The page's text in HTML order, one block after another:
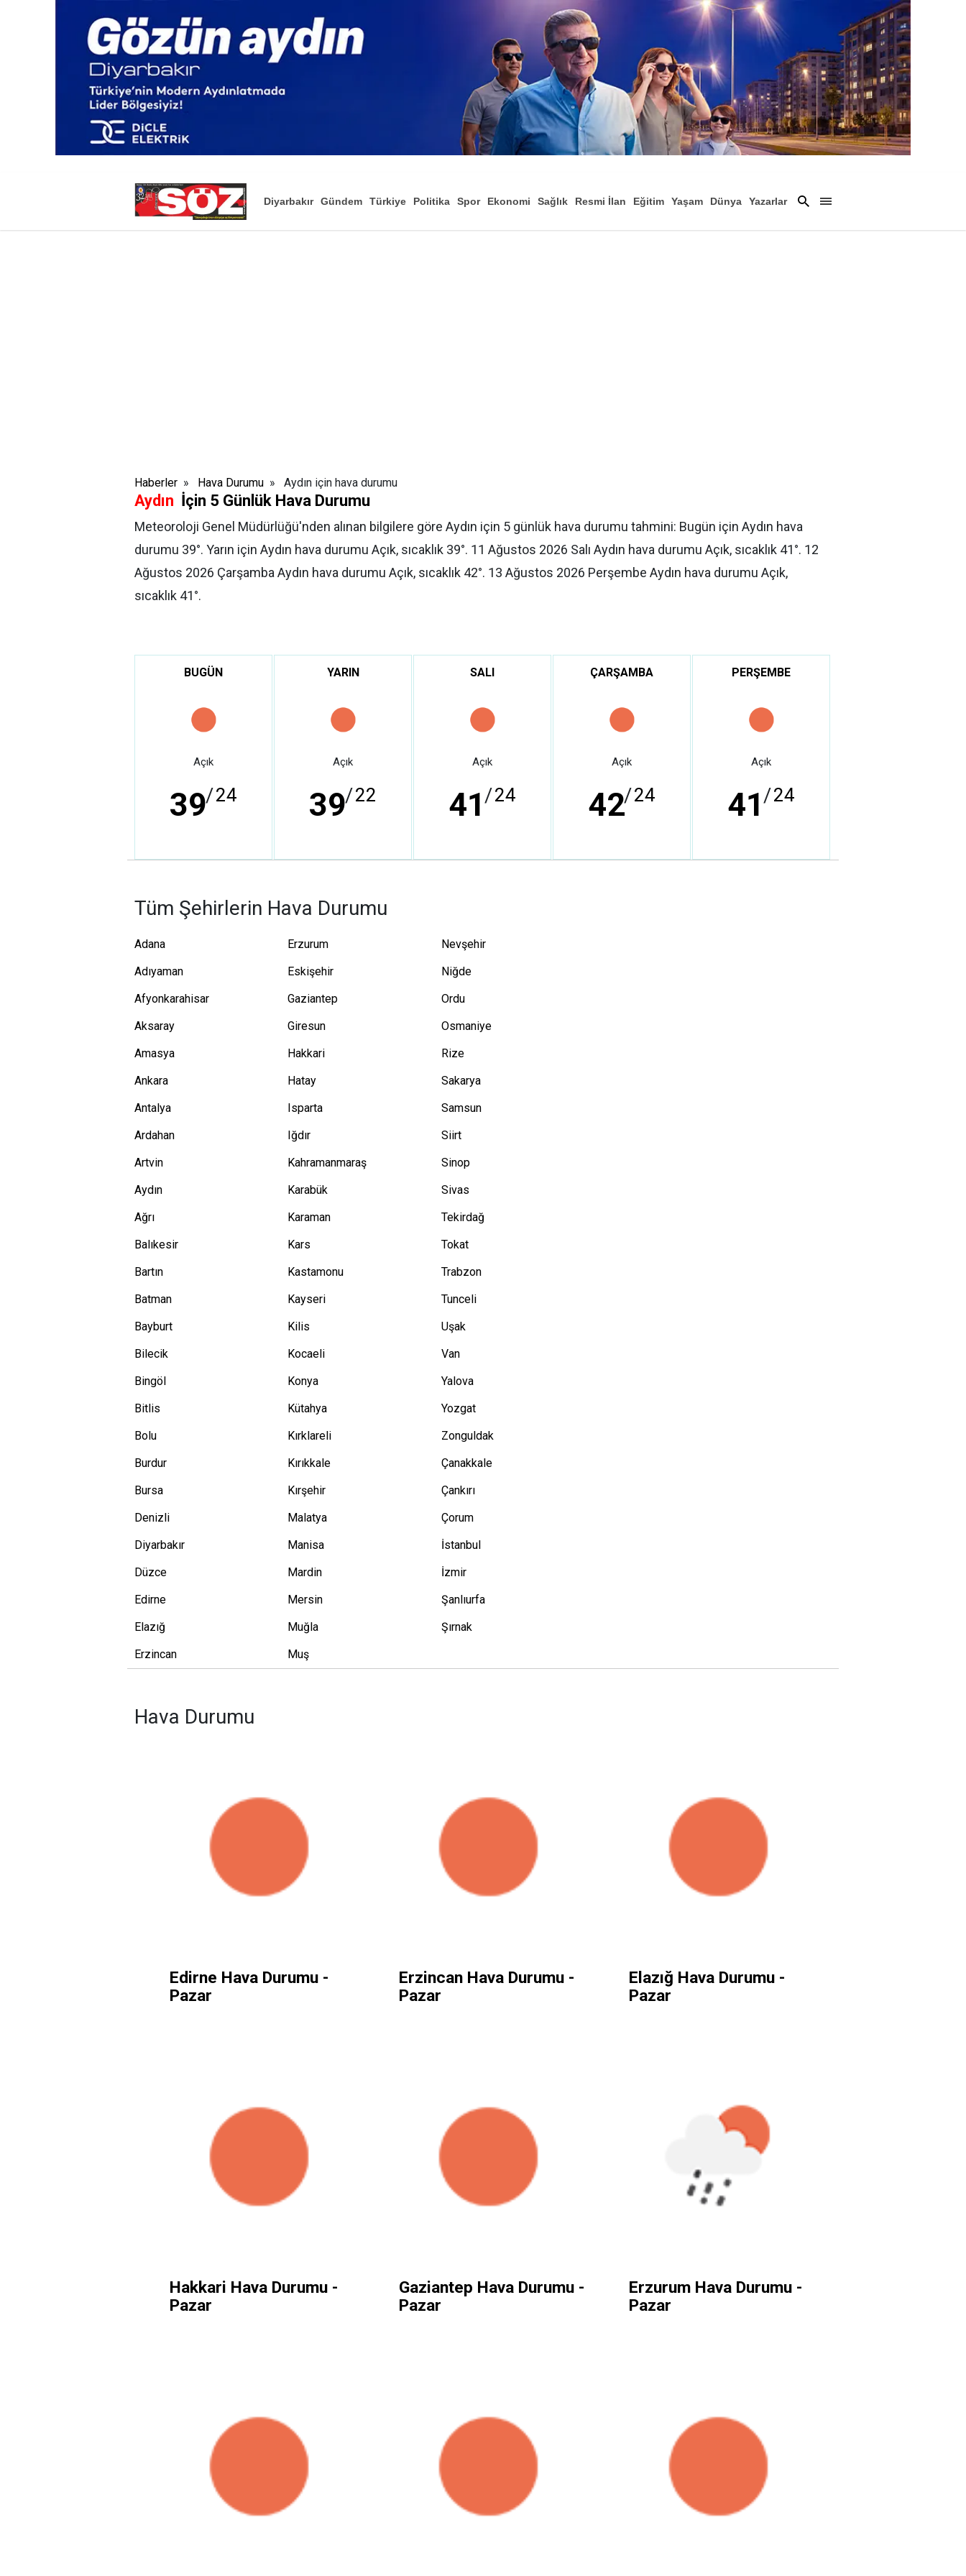
Diyarbakır Gündem Türkiye Politika Spor Ekonomi Sağlık Resmi İlan Eğitim Yaşam
Dünya
Yazarlar
Haberler » Hava Durumu » Aydın için hava durumu
Aydın İçin 5 Günlük Hava Durumu
Meteoroloji Genel Müdürlüğü'nden alınan bilgilere göre Aydın için 5 günlük hava durumu tahmini: Bugün için Aydın hava
durumu 39°. Yarın için Aydın hava durumu Açık, sıcaklık 39°. 11 Ağustos 2026 Salı Aydın hava durumu Açık, sıcaklık 41°. 12
Ağustos 2026 ÇarşambaAydın hava durumu Açık, sıcaklık 42°. 13 Ağustos 2026 Perşembe Aydın hava durumu Açık,
sıcaklık 41°.
BUGÜN
Açık
39/24
YARIN
Açık
39/22
SALI
Açık
41/24
ÇARŞAMBA
Açık
42/24
PERŞEMBE
Açık
41/24
Tüm Şehirlerin Hava Durumu
Adana
Adıyaman
Afyonkarahisar
Aksaray
Amasya
Ankara
Antalya
Ardahan
Artvin
Aydın
Ağrı
Balıkesir
Bartın
Batman
Bayburt
Bilecik
Bingöl
Bitlis
Bolu
Burdur
Bursa
Denizli
Diyarbakır
Düzce
Edirne
Elazığ
Erzincan
Erzurum
Eskişehir
Gaziantep
Giresun
Hakkari
Hatay
Isparta
Iğdır
Kahramanmaraş
Karabük
Karaman
Kars
Kastamonu
Kayseri
Kilis
Kocaeli
Konya
Kütahya
Kırklareli
Kırıkkale
Kırşehir
Malatya
Manisa
Mardin
Mersin
Muğla
Muş
Nevşehir
Niğde
Ordu
Osmaniye
Rize
Sakarya
Samsun
Siirt
Sinop
Sivas
Tekirdağ
Tokat
Trabzon
Tunceli
Uşak
Van
Yalova
Yozgat
Zonguldak
Çanakkale
Çankırı
Çorum
İstanbul
İzmir
Şanlıurfa
Şırnak
Hava Durumu
Edirne Hava Durumu -
Pazar
Erzincan Hava Durumu -
Pazar
Elazığ Hava Durumu -
Pazar
Hakkari Hava Durumu -
Pazar
Gaziantep Hava Durumu -
Pazar
Erzurum Hava Durumu -
Pazar